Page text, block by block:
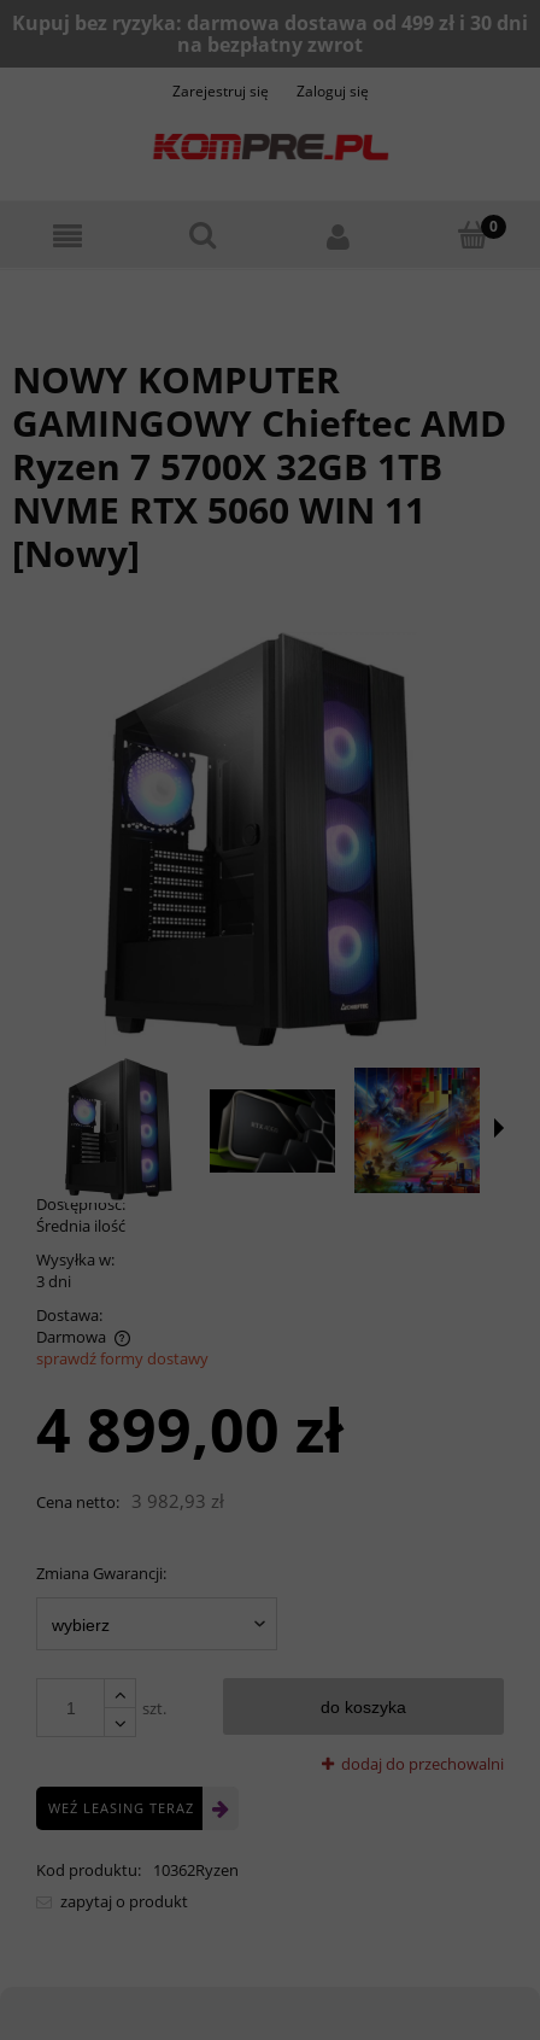
Zarejestruj się Zaloguj się
NOWY KOMPUTER
GAMINGOWY Chieftec AMD
Ryzen 7 5700X 32GB 1TB
NVME RTX 5060 WIN 11
[Nowy]
Dostępność:
Średnia ilość
Wysyłka w:
3 dni
Dostawa:
Darmowa
sprawdź formy dostawy
4 899,00 zł
Cena netto: 3 982,93 zł
Zmiana Gwarancji:
szt. do koszyka
dodaj do przechowalni
WEŹ LEASING TERAZ
Kod produktu:
10362Ryzen
zapytaj o produkt